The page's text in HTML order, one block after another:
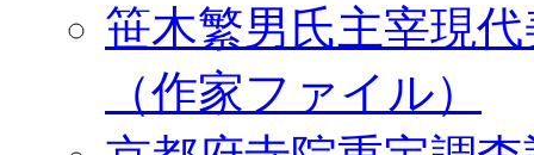
笹木繁男氏主宰現
（作家ファイル）